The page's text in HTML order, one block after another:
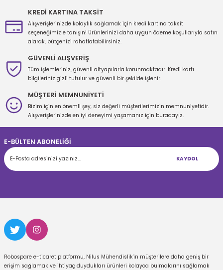
KREDİ KARTINA TAKSİT
Alışverişlerinizde kolaylık sağlamak için kredi kartına taksit
seçeneğimizle tanışın! Ürünlerinizi daha uygun ödeme koşullarıyla satın
alarak, bütçenizi rahatlatabilirsiniz.
GÜVENLİ ALIŞVERİŞ
Tüm işlemleriniz, güvenli altyapılarla korunmaktadır. Kredi kartı
bilgileriniz gizli tutulur ve güvenli bir şekilde işlenir.
MÜŞTERİ MEMNUNİYETİ
Bizim için en önemli şey, siz değerli müşterilerimizin memnuniyetidir.
Alışverişlerinizde en iyi deneyimi yaşamanız için buradayız.
E-BÜLTEN ABONELİĞİ
KAYDOL
Robospare e-ticaret platformu, Nilus Mühendislik'in müşterilere daha geniş bir
erişim sağlamak ve ihtiyaç duydukları ürünleri kolayca bulmalarını sağlamak